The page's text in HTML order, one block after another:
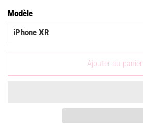
Modèle
Ajouter au panier